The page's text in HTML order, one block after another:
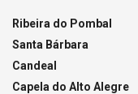
Ribeira do Pombal
Santa Bárbara
Candeal
Capela do Alto Alegre